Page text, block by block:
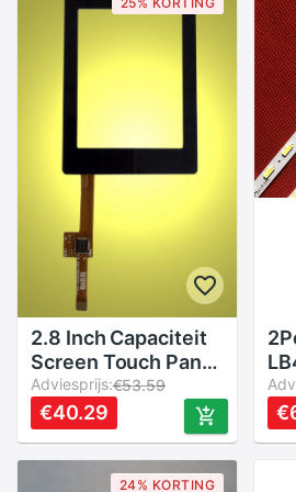
2.8 Inch Capaciteit
Screen Touch Panel
Single Point Touch
8pin FT6236 Drive
Ic
Adviesprijs:€53.59
€40.29
24% KORTING